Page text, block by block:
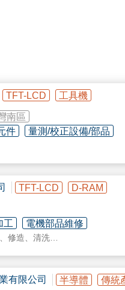
TFT-LCD 工具機
南區
件 量測/校正設備/部品
從礦物鑄件、螺桿線軌、線性
這是台灣要發展高性能機台現
擁有許多客戶，如DMG、
台，系統整合的是人造花崗岩
TFT-LCD D-RAM
工 電機部品維修
修造、清洗
有限公司 半導體 傳統